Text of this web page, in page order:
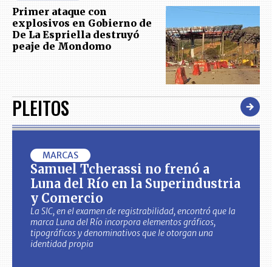
Primer ataque con
explosivos en Gobierno de
De La Espriella destruyó
peaje de Mondomo
PLEITOS
MARCAS
Samuel Tcherassi no frenó a
Luna del Río en la Superindustria
y Comercio
La SIC, en el examen de registrabilidad, encontró que la
marca Luna del Río incorpora elementos gráficos,
tipográficos y denominativos que le otorgan una
identidad propia